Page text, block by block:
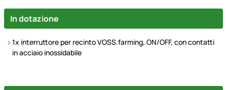
In dotazione
1x interruttore per recinto VOSS.farming, ON/OFF, con contatti
in acciaio inossidabile